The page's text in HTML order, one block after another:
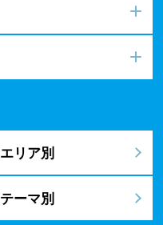
エリア別
テーマ別